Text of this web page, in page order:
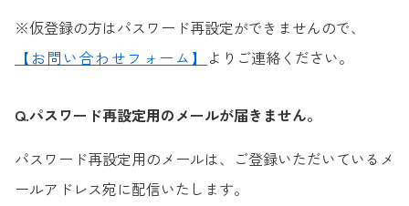
※仮登録の方はパスワード再設定ができませんので、
【お問い合わせフォーム】
よりご連絡ください。
Q.パスワード再設定用のメールが届きません。
パスワード再設定用のメールは、ご登録いただいているメ
ールアドレス宛に配信いたします。